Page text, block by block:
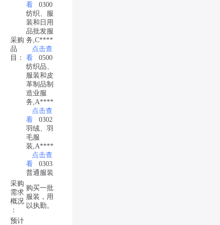
采购
品
目：
看
0300
纺织、服
装和日用
品批发服
务,C****
点击查
看
0500
纺织品、
服装和皮
革制品制
造业服
务,A****
点击查
看
0302
羽绒、羽
毛服
装,A****
点击查
看
0303
普通服装
采购
需求
概况
：
购买一批
服装，用
以执勤。
预计